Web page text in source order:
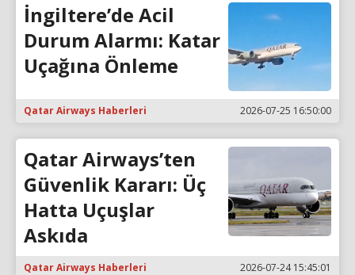
İngiltere’de Acil
Durum Alarmı: Katar
Uçağına Önleme
Qatar Airways Haberleri 2026-07-25 16:50:00
Qatar Airways’ten
Güvenlik Kararı: Üç
Hatta Uçuşlar
Askıda
Qatar Airways Haberleri 2026-07-24 15:45:01